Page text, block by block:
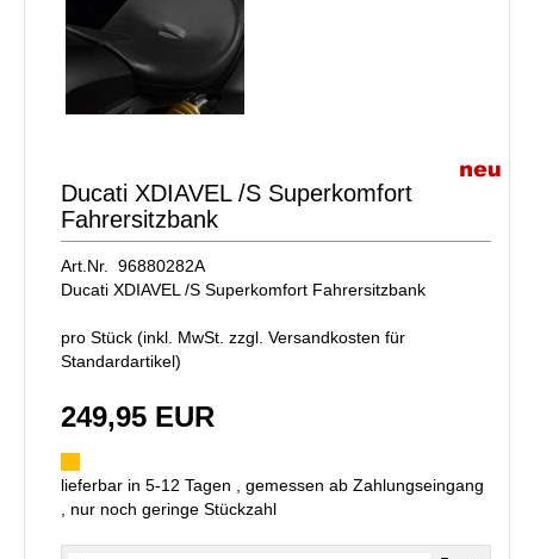
Ducati XDIAVEL /S Superkomfort
Fahrersitzbank
Art.Nr. 96880282A
Ducati XDIAVEL /S Superkomfort Fahrersitzbank
pro Stück (inkl. MwSt. zzgl. Versandkosten für
Standardartikel)
249,95 EUR
lieferbar in 5-12 Tagen , gemessen ab Zahlungseingang
, nur noch geringe Stückzahl